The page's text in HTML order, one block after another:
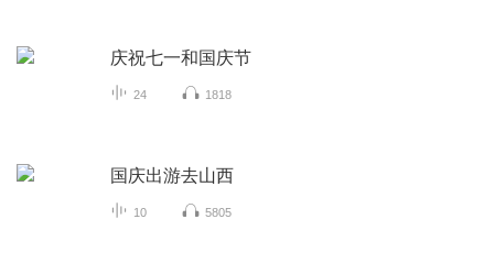
庆祝七一和国庆节
24 1818
国庆出游去山西
10 5805